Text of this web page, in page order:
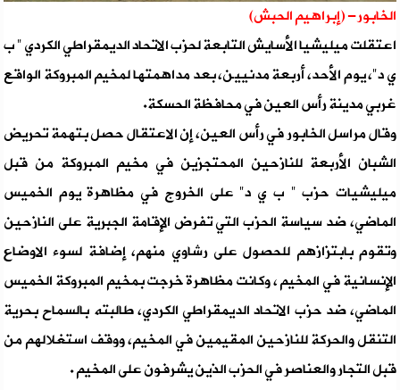
الخابور- (إبراهيم الحبش)
اعتقلت ميليشيا الأسايش التابعة لحزب الاتحاد الديمقراطي الكردي " ب
ي د"، يوم الأحد، أربعة مدنيين، بعد مداهمتها لمخيم المبروكة الواقع
غربي مدينة رأس العين في محافظة الحسكة.
وقال مراسل الخابور في رأس العين، إن الاعتقال حصل بتهمة تحريض
الشبان الأربعة للنازحين المحتجزين في مخيم المبروكة من قبل
ميليشيات حزب " ب ي د" على الخروج في مظاهرة يوم الخميس
الماضي، ضد سياسة الحزب التي تفرض الإقامة الجبرية على النازحين
وتقوم بابتزازهم للحصول على رشاوي منهم، إضافة لسوء الاوضاع
الإنسانية في المخيم ، وكانت مظاهرة خرجت بمخيم المبروكة الخميس
الماضي، ضد حزب الاتحاد الديمقراطي الكردي، طالبته بالسماح بحرية
التنقل والحركة للنازحين المقيمين في المخيم، ووقف استغلالهم من
قبل التجار والعناصر في الحزب الذين يشرفون على المخيم .